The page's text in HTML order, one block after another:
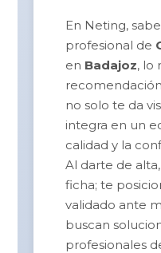
En Neting,
profesional de
en Badajoz, lo
no solo te da
integra en un
calidad y la
Al darte de
ficha; te
validado ante
buscan
profesionales